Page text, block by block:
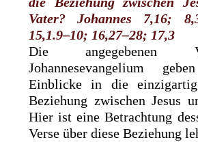
Vater? Johannes 7,16;
15,1.9–10; 16,27–28; 17,3
Die angegebenen
Johannesevangelium
Einblicke in die
Beziehung zwischen Jesus
Hier ist eine Betrachtung
Verse über diese Beziehung